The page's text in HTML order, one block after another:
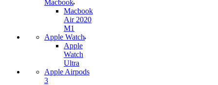
Macbook
Macbook
Air 2020
M1
Apple Watch
Apple
Watch
Ultra
Apple Airpods
3